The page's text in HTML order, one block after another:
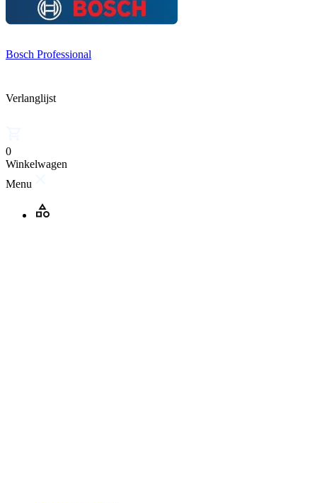
Bosch Professional
Verlanglijst
0
Winkelwagen
Menu